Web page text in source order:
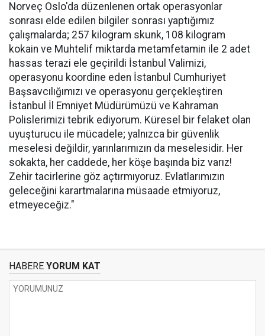
Norveç Oslo'da düzenlenen ortak operasyonlar
sonrası elde edilen bilgiler sonrası yaptığımız
çalışmalarda; 257 kilogram skunk, 108 kilogram
kokain ve Muhtelif miktarda metamfetamin ile 2 adet
hassas terazi ele geçirildi İstanbul Valimizi,
operasyonu koordine eden İstanbul Cumhuriyet
Başsavcılığımızı ve operasyonu gerçekleştiren
İstanbul İl Emniyet Müdürümüzü ve Kahraman
Polislerimizi tebrik ediyorum. Küresel bir felaket olan
uyuşturucu ile mücadele; yalnızca bir güvenlik
meselesi değildir, yarınlarımızın da meselesidir. Her
sokakta, her caddede, her köşe başında biz varız!
Zehir tacirlerine göz açtırmıyoruz. Evlatlarımızın
geleceğini karartmalarına müsaade etmiyoruz,
etmeyeceğiz."
HABERE YORUM KAT